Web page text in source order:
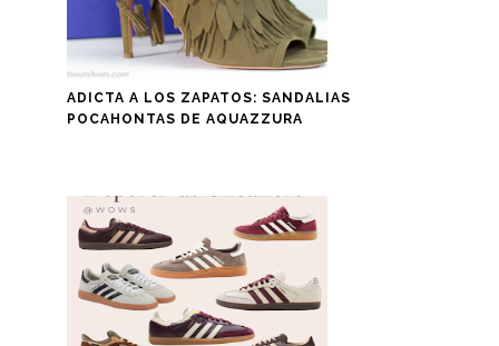
ADICTA A LOS ZAPATOS: SANDALIAS
POCAHONTAS DE AQUAZZURA